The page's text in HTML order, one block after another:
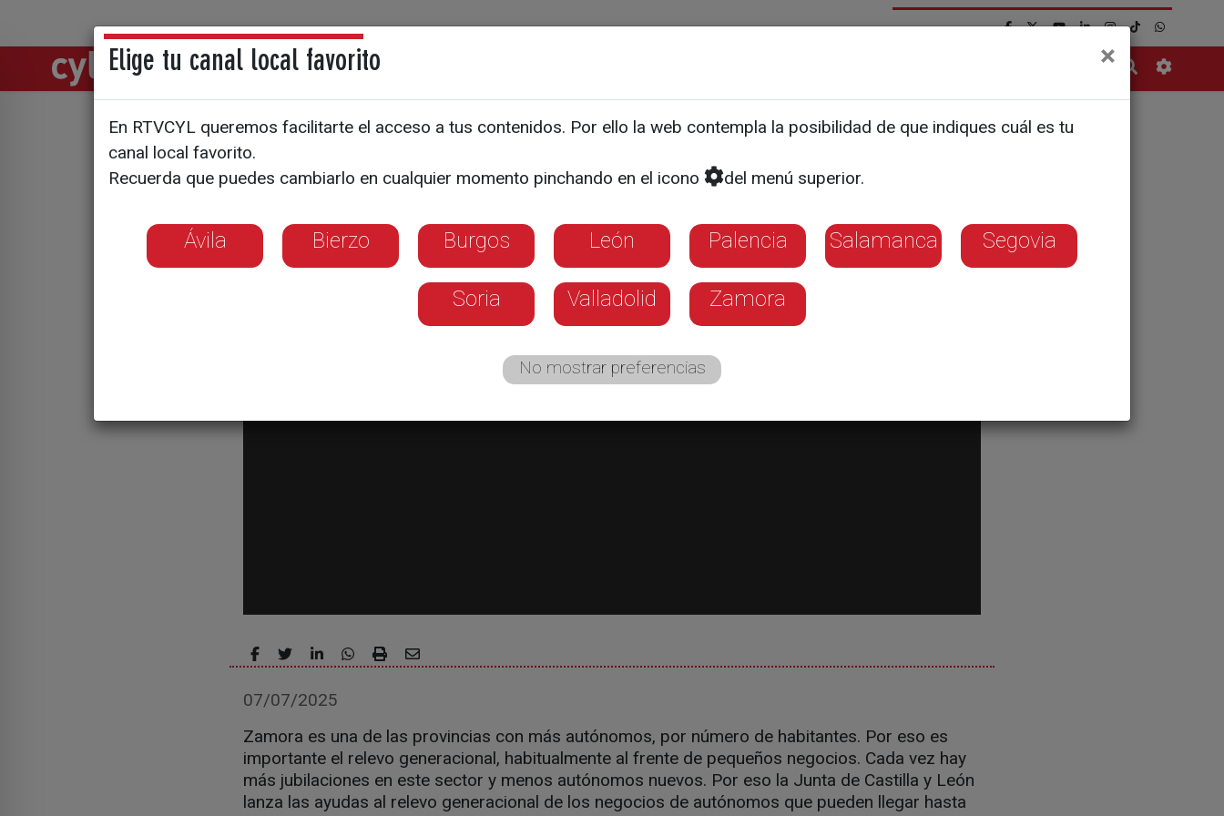
Directos Noticias
Apoyo de la Junta al relevo de autónomos
07/07/2025
Zamora es una de las provincias con más autónomos, por número de habitantes. Por eso es
importante el relevo generacional, habitualmente al frente de pequeños negocios. Cada vez hay
más jubilaciones en este sector y menos autónomos nuevos. Por eso la Junta de Castilla y León
lanza las ayudas al relevo generacional de los negocios de autónomos que pueden llegar hasta
Elige tu canal local favorito ×
En RTVCYL queremos facilitarte el acceso a tus contenidos. Por ello la web contempla la posibilidad de que indiques cuál es tu
canal local favorito.
Recuerda que puedes cambiarlo en cualquier momento pinchando en el icono
del menú superior.
Ávila Bierzo Burgos León Palencia Salamanca Segovia
Soria Valladolid Zamora
No mostrar preferencias